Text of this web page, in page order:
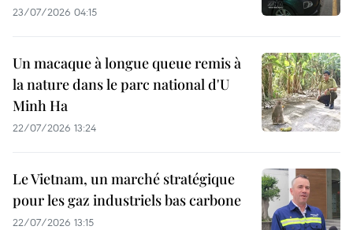
23/07/2026 04:15
Un macaque à longue queue remis à
la nature dans le parc national d'U
Minh Ha
22/07/2026 13:24
Le Vietnam, un marché stratégique
pour les gaz industriels bas carbone
22/07/2026 13:15